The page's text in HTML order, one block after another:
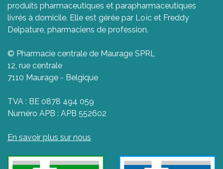
produits pharmaceutiques et parapharmaceutiques
livrés à domicile. Elle est gérée par Loïc et Freddy
Delpature, pharmaciens de profession.
© Pharmacie centrale de Maurage SPRL
12, rue centrale
7110 Maurage - Belgique
TVA : BE 0878 494 059
Numéro APB : APB 552602
En savoir plus sur nous